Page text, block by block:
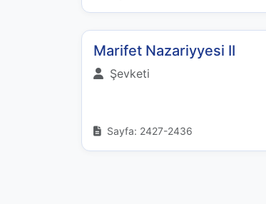
Marifet Nazariyyesi II
Şevketi
Sayfa: 2427-2436